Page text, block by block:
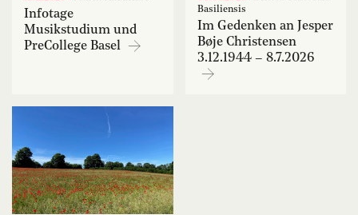
Infotage
Musikstudium und
PreCollege Basel
Basiliensis
Im Gedenken an Jesper
Bøje Christensen
3.12.1944 – 8.7.2026